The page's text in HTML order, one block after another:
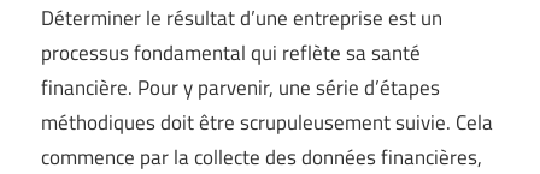
Déterminer le résultat d’une entreprise est un
processus fondamental qui reflète sa santé
financière. Pour y parvenir, une série d’étapes
méthodiques doit être scrupuleusement suivie. Cela
commence par la collecte des données financières,